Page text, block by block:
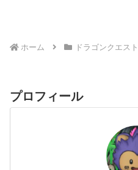
ホーム ドラゴンクエス
プロフィール